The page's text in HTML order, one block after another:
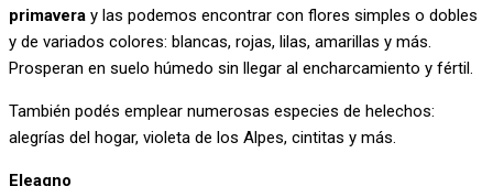
primavera y las podemos encontrar con flores simples o dobles
y de variados colores: blancas, rojas, lilas, amarillas y más.
Prosperan en suelo húmedo sin llegar al encharcamiento y fértil.
También podés emplear numerosas especies de helechos:
alegrías del hogar, violeta de los Alpes, cintitas y más.
Eleagno